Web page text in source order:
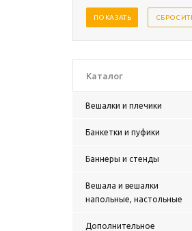
ПОКАЗАТЬ
Каталог
Вешалки и плечики
Банкетки и пуфики
Баннеры и стенды
Вешала и вешалки
напольные, настольные
Дополнительное